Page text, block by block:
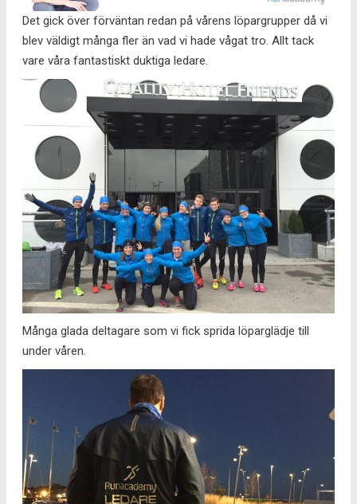
Det gick över förväntan redan på vårens löpargrupper då vi
blev väldigt många fler än vad vi hade vågat tro. Allt tack
vare våra fantastiskt duktiga ledare.
Många glada deltagare som vi fick sprida löparglädje till
under våren.